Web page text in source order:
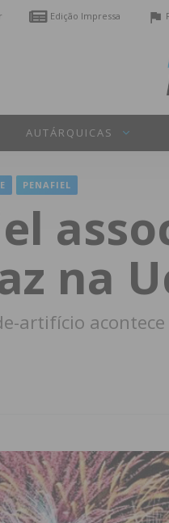
Edição Impressa
AUTÁRQUICAS
PENAFIEL
na
artifício